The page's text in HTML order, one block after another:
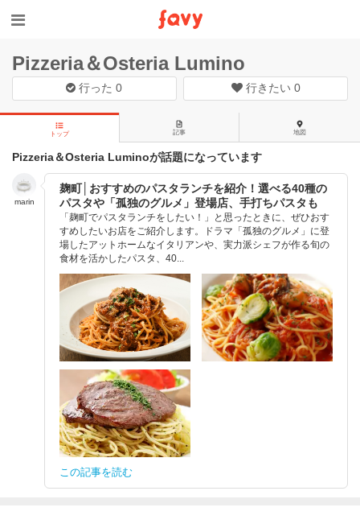
Pizzeria＆Osteria Lumino
行った0 行きたい 0
トップ 記事 地図
Pizzeria＆Osteria Luminoが話題になっています
marin
麹町│おすすめのパスタランチを紹介！選べる40種の
パスタや「孤独のグルメ」登場店、手打ちパスタも
「麹町でパスタランチをしたい！」と思ったときに、ぜひおす
すめしたいお店をご紹介します。ドラマ「孤独のグルメ」に登
場したアットホームなイタリアンや、実力派シェフが作る旬の
食材を活かしたパスタ、40...
この記事を読む